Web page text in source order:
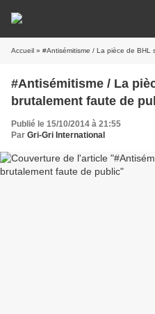
Accueil » #Antisémitisme / La pièce de BHL
#Antisémitisme / La
brutalement faute de
Publié le 15/10/2014 à 21:55
Par Gri-Gri International